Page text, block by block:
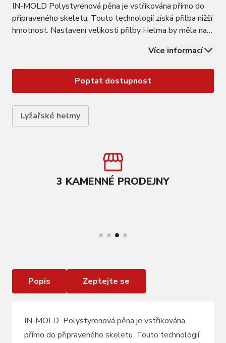
IN-MOLD Polystyrenová pěna je vstřikována přímo do
připraveného skeletu. Touto technologií získá přilba nižší
hmotnost. Nastavení velikosti přilby Helma by měla na
Některé helmy mají vnitřní prostor nastavitelný.
Doporučujeme helmu zkoušet spolu s…
Více informací
Poptat dostupnost
Lyžařské helmy
PRODEJNY ROZVOZ
Popis Zeptejte se
IN-MOLD Polystyrenová pěna je vstřikována
přímo do připraveného skeletu. Touto technologií